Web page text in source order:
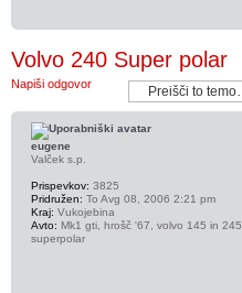
Volvo 240 Super polar
Napiši odgovor
eugene
Valček s.p.
Prispevkov: 3825
Pridružen: To Avg 08, 2006 2:21 pm
Kraj: Vukojebina
Avto: Mk1 gti, hrošč '67, volvo 145 in 245
superpolar